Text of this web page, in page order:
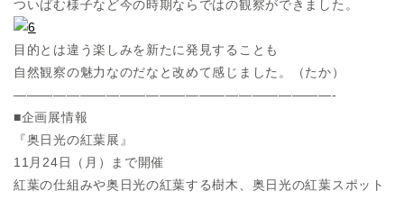
ついばむ様子など今の時期ならではの観察ができました。
目的とは違う楽しみを新たに発見することも
自然観察の魅力なのだなと改めて感じました。（たか）
————————————————————————-
■企画展情報
『奥日光の紅葉展』
11月24日（月）まで開催
紅葉の仕組みや奥日光の紅葉する樹木、奥日光の紅葉スポット